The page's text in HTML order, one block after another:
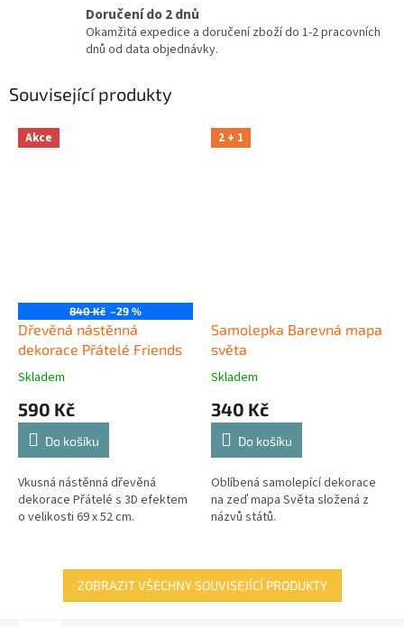
Doručení do 2 dnů
Okamžitá expedice a doručení zboží do 1-2 pracovních
dnů od data objednávky.
Související produkty
Akce
840 Kč –29 %
Dřevěná nástěnná
dekorace Přátelé Friends
Skladem
590 Kč
Do košíku
Vkusná nástěnná dřevěná
dekorace Přátelé s 3D efektem
o velikosti 69 x 52 cm.
2 + 1
Samolepka Barevná mapa
světa
Skladem
340 Kč
Do košíku
Oblíbená samolepící dekorace
na zeď mapa Světa složená z
názvů států.
ZOBRAZIT VŠECHNY SOUVISEJÍCÍ PRODUKTY